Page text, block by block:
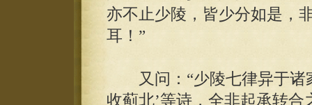
亦不止少陵，皆少分如是，
耳！”
又问：“少陵七律异于诸
收蓟北’等诗，全非起承转